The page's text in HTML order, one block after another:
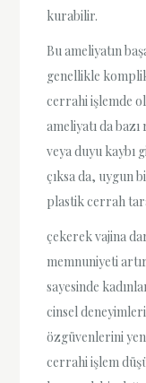
kurabilir.
Bu ameliyatın
genellikle
cerrahi işlemde
ameliyatı da
veya duyu kaybı
çıksa da, uygun
plastik cerrah
çekerek vajina
memnuniyeti
sayesinde
cinsel
özgüvenlerini
cerrahi işlem